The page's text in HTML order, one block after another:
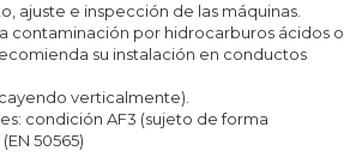
ajuste e inspección de las máquinas.
contaminación por hidrocarburos ácidos o
su instalación en conductos
verticalmente).
condición AF3 (sujeto de forma
50565)